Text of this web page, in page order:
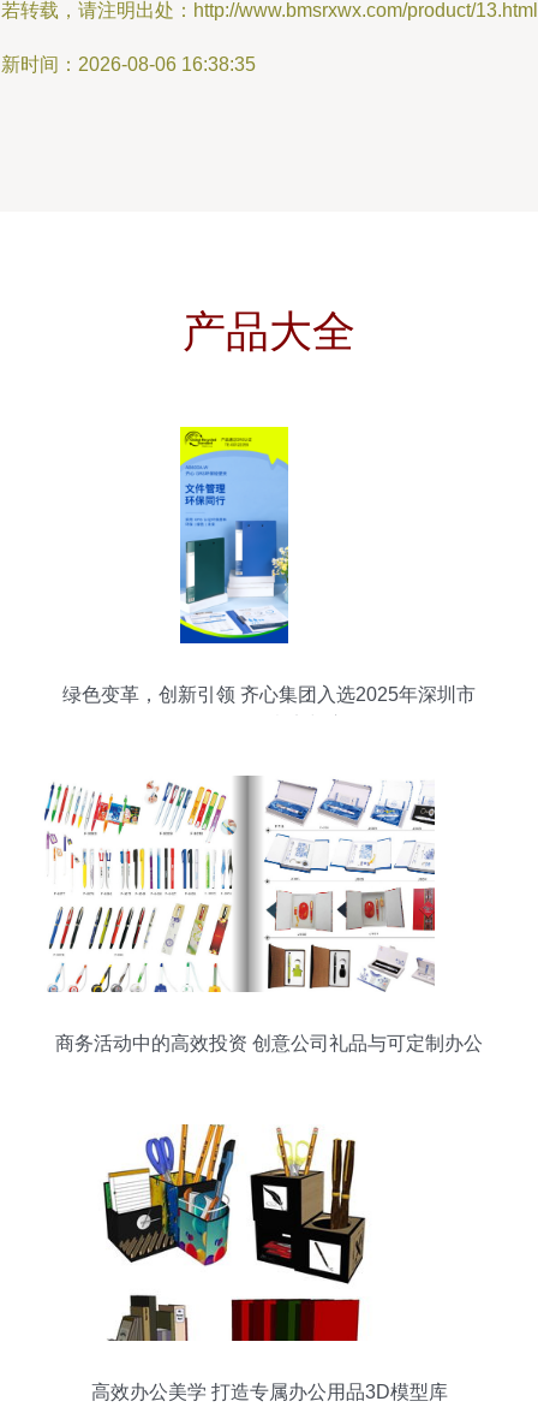
转载，请注明出处：http://www.bmsrxwx.com/product/13.html
时间：2026-08-06 16:38:35
产品大全
绿色变革，创新引领 齐心集团入选2025年深圳市
商务活动中的高效投资 创意公司礼品与可定制办公
高效办公美学 打造专属办公用品3D模型库